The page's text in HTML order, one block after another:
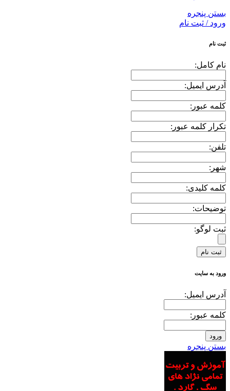
بستن پنجره
ورود / ثبت نام
ثبت نام
نام کامل:
آدرس ایمیل:
کلمه عبور:
تکرار کلمه عبور:
تلفن:
شهر:
کلمه کلیدی:
توضیحات:
ثبت لوگو:
ورود به سایت
آدرس ايميل:
کلمه عبور:
بستن پنجره